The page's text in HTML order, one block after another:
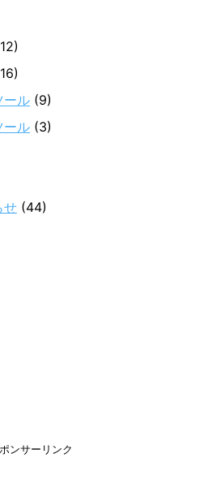
ール (9)
ール (3)
せ (44)
ンサーリンク